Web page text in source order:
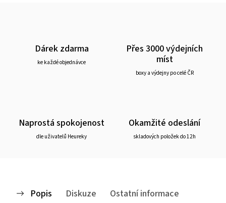
Dárek zdarma
ke každé objednávce
Přes 3000 výdejních
míst
boxy a výdejny po celé ČR
Naprostá spokojenost
dle uživatelů Heureky
Okamžité odeslání
skladových položek do 12h
Popis Diskuze Ostatní informace